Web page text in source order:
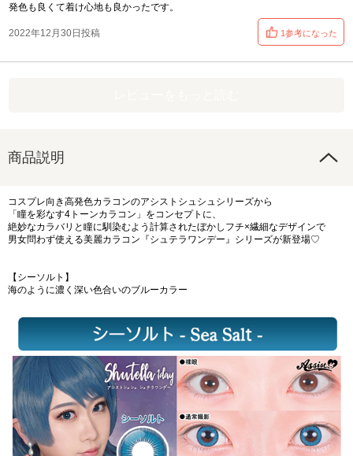
発色も良くて着け心地も良かったです。
2022年12月30日投稿 1参考になった
商品説明
コスプレ向き高発色カラコンのアシストシュシュシリーズから
「瞳を彩なす4トーンカラコン」をコンセプトに、
絶妙なカラバリと瞳に馴染むよう計算されたぼかしフチ×繊細なデザインで
男女問わず使える美麗カラコン『シュテラワンデー』シリーズが新登場♡
【シーソルト】
海のように濃く深い色合いのブルーカラー